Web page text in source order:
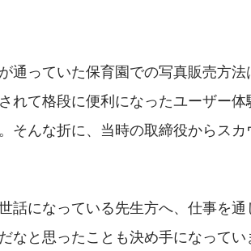
通っていた保育園での写真販売方法
れて格段に便利になったユーザー
そんな折に、当時の取締役からスカ
話になっている先生方へ、仕事を
と思ったことも決め手になってい